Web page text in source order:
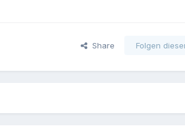
Share Folgen